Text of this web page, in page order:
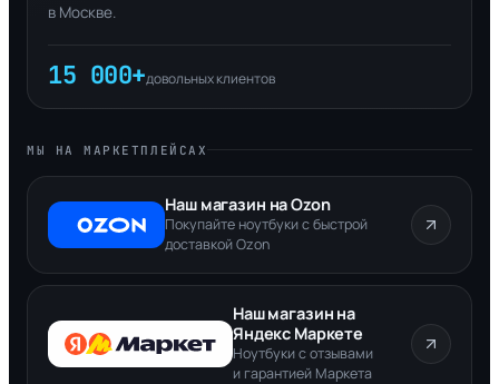
в Москве.
15 000+довольных клиентов
МЫ НА МАРКЕТПЛЕЙСАХ
Наш магазин на Ozon
Покупайте ноутбуки с быстрой
доставкой Ozon
Наш магазин на
Яндекс Маркете
Ноутбуки с отзывами
и гарантией Маркета